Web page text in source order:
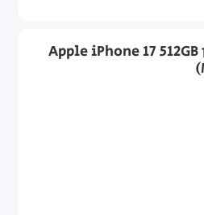
מפרט טכני אייפון Apple iPhone 17 ‎512GB